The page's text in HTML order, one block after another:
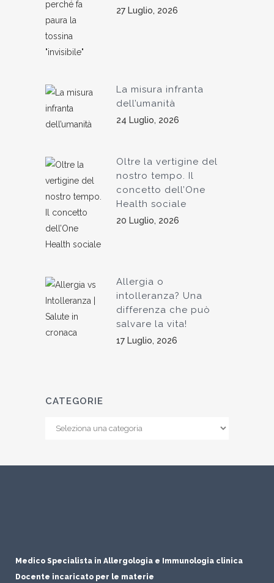
27 Luglio, 2026
La misura infranta
dell’umanità
24 Luglio, 2026
Oltre la vertigine del
nostro tempo. Il
concetto dell’One
Health sociale
20 Luglio, 2026
Allergia o
intolleranza? Una
differenza che può
salvare la vita!
17 Luglio, 2026
CATEGORIE
Medico Specialista in Allergologia e Immunologia clinica
Docente incaricato per le materie